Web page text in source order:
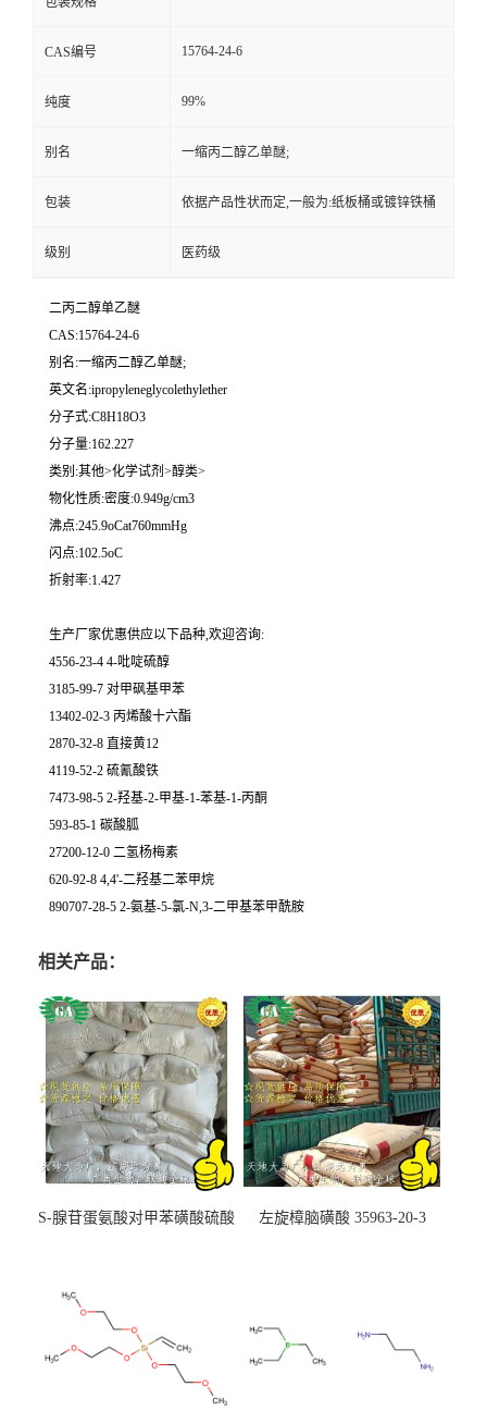
CAS编号 15764-24-6
纯度 99%
别名 一缩丙二醇乙单醚;
包装 依据产品性状而定,一般为:纸板桶或镀锌铁桶
级别 医药级
二丙二醇单乙醚
CAS:15764-24-6
别名:一缩丙二醇乙单醚;
英文名:ipropyleneglycolethylether
分子式:C8H18O3
分子量:162.227
类别:其他>化学试剂>醇类>
物化性质:密度:0.949g/cm3
沸点:245.9oCat760mmHg
闪点:102.5oC
折射率:1.427
生产厂家优惠供应以下品种,欢迎咨询:
4556-23-4 4-吡啶硫醇
3185-99-7 对甲砜基甲苯
13402-02-3 丙烯酸十六酯
2870-32-8 直接黄12
4119-52-2 硫氰酸铁
7473-98-5 2-羟基-2-甲基-1-苯基-1-丙酮
593-85-1 碳酸胍
27200-12-0 二氢杨梅素
620-92-8 4,4'-二羟基二苯甲烷
890707-28-5 2-氨基-5-氯-N,3-二甲基苯甲酰胺
相关产品：
S-腺苷蛋氨酸对甲苯磺酸硫酸
左旋樟脑磺酸 35963-20-3